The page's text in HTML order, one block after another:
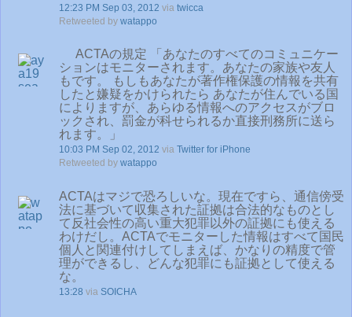
12:23 PM Sep 03, 2012 via twicca
Retweeted by watappo
ACTAの規定 「あなたのすべてのコミュニケー
ションはモニターされます。あなたの家族や友人
もです。 もしもあなたが著作権保護の情報を共有
したと嫌疑をかけられたら あなたが住んでいる国
によりますが、あらゆる情報へのアクセスがブロ
ックされ、罰金が科せられるか直接刑務所に送ら
れます。」
10:03 PM Sep 02, 2012 via Twitter for iPhone
Retweeted by watappo
ACTAはマジで恐ろしいな。現在ですら、通信傍受
法に基づいて収集された証拠は合法的なものとし
て反社会性の高い重大犯罪以外の証拠にも使える
わけだし。ACTAでモニターした情報はすべて国民
個人と関連付けしてしまえば、かなりの精度で管
理ができるし、どんな犯罪にも証拠として使える
な。
13:28 via SOICHA